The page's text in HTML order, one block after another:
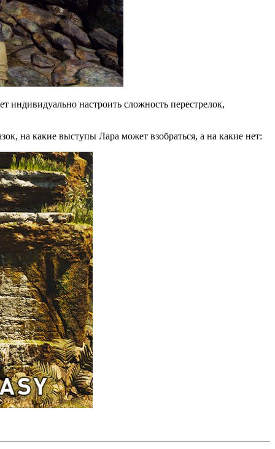
индивидуально настроить сложность перестрелок,
на какие выступы Лара может взобраться, а на какие нет: